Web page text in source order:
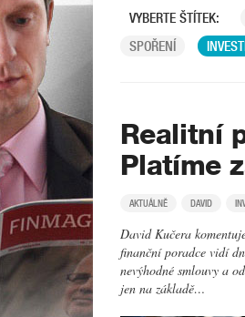
VYBERTE ŠTÍTEK:
SPOŘENÍ
Realitní
Platíme
AKTUÁLNĚ DAVID
David Kučera
finanční poradce vidí
nevýhodné smlouvy a
jen na základě…